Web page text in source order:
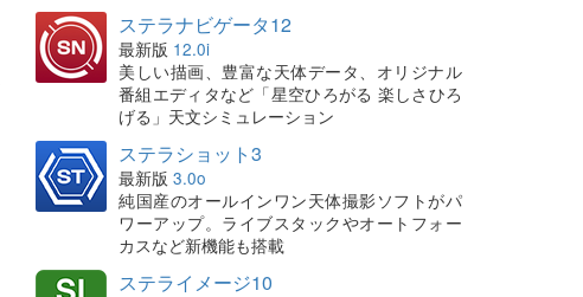
ステラナビゲータ12
最新版 12.0i
美しい描画、豊富な天体データ、オリジナル
番組エディタなど「星空ひろがる 楽しさひろ
げる」天文シミュレーション
ステラショット3
最新版 3.0o
純国産のオールインワン天体撮影ソフトがパ
ワーアップ。ライブスタックやオートフォー
カスなど新機能も搭載
ステライメージ10